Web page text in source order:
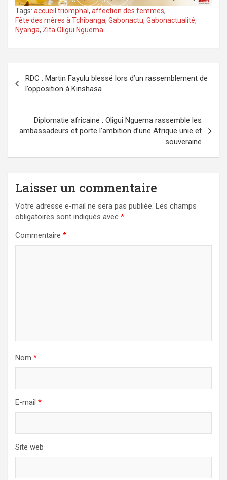
Tags: accueil triomphal, affection des femmes,
Fête des mères à Tchibanga, Gabonactu, Gabonactualité,
Nyanga, Zita Oligui Nguema
de
l’article
RDC : Martin Fayulu blessé lors d’un rassemblement de
l’opposition à Kinshasa
Diplomatie africaine : Oligui Nguema rassemble les
ambassadeurs et porte l’ambition d’une Afrique unie et
souveraine
Laisser un commentaire
Votre adresse e-mail ne sera pas publiée. Les champs
obligatoires sont indiqués avec *
Commentaire *
Nom *
E-mail *
Site web